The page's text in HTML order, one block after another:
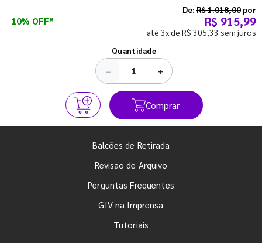
10% OFF*
De: R$ 1.018,00 por
R$ 915,99
até 3x de R$ 305,33 sem juros
Quantidade
− +
Comprar
Balcões de Retirada
Revisão de Arquivo
Perguntas Frequentes
GIV na Imprensa
Tutoriais